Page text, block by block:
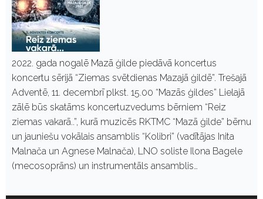
2022. gada nogalē Mazā ģilde piedāvā koncertus
koncertu sērijā “Ziemas svētdienas Mazajā ģildē”. Trešajā
Adventē, 11. decembrī plkst. 15.00 “Mazās ģildes” Lielajā
zālē būs skatāms koncertuzvedums bērniem “Reiz
ziemas vakarā..”, kurā muzicēs RKTMC “Mazā ģilde” bērnu
un jauniešu vokālais ansamblis “Kolibri” (vadītājas Inita
Malnača un Agnese Malnača), LNO soliste Ilona Bagele
(mecosoprāns) un instrumentāls ansamblis…